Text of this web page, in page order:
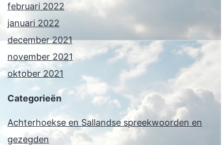
februari 2022
januari 2022
december 2021
november 2021
oktober 2021
Categorieën
Achterhoekse en Sallandse spreekwoorden en
gezegden